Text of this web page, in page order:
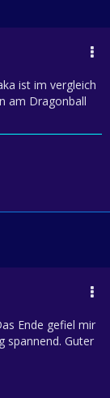
ist im vergleich
am Dragonball
Ende gefiel mir
spannend. Guter